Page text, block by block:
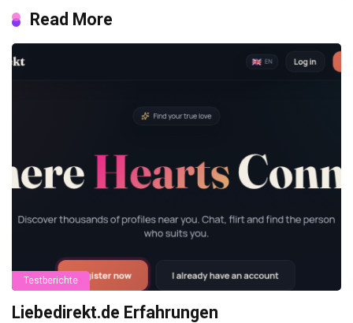
Read More
Testberichte
Liebedirekt.de Erfahrungen